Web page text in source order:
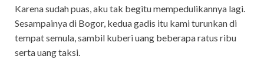
Karena sudah puas, aku tak begitu mempedulikannya lagi.
Sesampainya di Bogor, kedua gadis itu kami turunkan di
tempat semula, sambil kuberi uang beberapa ratus ribu
serta uang taksi.